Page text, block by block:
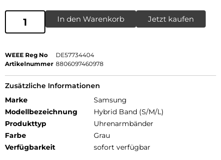
In den Warenkorb Jetzt kaufen
WEEE Reg No
DE57734404
Artikelnummer 8806097460978
Zusätzliche Informationen
Marke
Samsung
Modellbezeichnung
Hybrid Band (S/M/L)
Produkttyp
Uhrenarmbänder
Farbe
Grau
Verfügbarkeit
sofort verfügbar